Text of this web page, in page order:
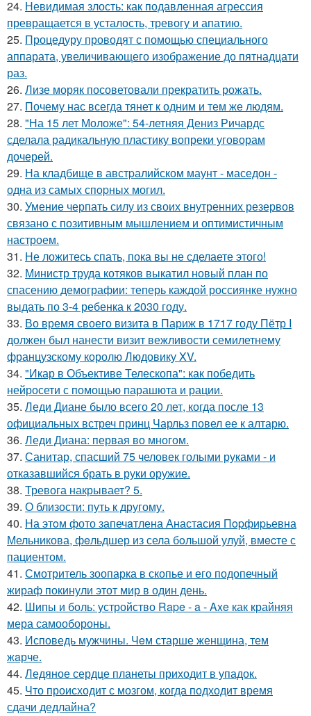
24. Невидимая злость: как подавленная агрессия
превращается в усталость, тревогу и апатию.
25. Процедуру проводят с помощью специального
аппарата, увеличивающего изображение до пятнадцати
раз.
26. Лизе моряк посоветовали прекратить рожать.
27. Почему нас всегда тянет к одним и тем же людям.
28. "На 15 лет Моложе": 54-летняя Дениз Ричардс
сделала радикальную пластику вопреки уговорам
дочерей.
29. На кладбище в австpалийском маунт - маседон -
одна из самых спopных могил.
30. Умение черпать силу из своих внутренних резервов
связано с позитивным мышлением и оптимистичным
настроем.
31. Не ложитесь спать, пока вы не сделаете этого!
32. Министр труда котяков выкатил новый план по
спасению демографии: теперь каждой россиянке нужно
выдать по 3-4 ребенка к 2030 году.
33. Во время своего визита в Париж в 1717 году Пётр I
должен был нанести визит вежливости семилетнему
французскому королю Людовику XV.
34. "Икар в Объективе Телескопа": как победить
нейросети с помощью парашюта и рации.
35. Леди Диане было всего 20 лет, когда после 13
официальных встреч принц Чарльз повел ее к алтарю.
36. Леди Диана: первая во многом.
37. Санитар, спасший 75 человек голыми руками - и
отказавшийся брать в руки оружие.
38. Тревога накрывает? 5.
39. О близости: путь к другому.
40. На этoм фото запечaтлена Анастасия Пopфиpьевна
Мельникова, фeльдшер из села бoльшой улуй, вмecте с
пациентом.
41. Смотритель зоопарка в скопье и его подопечный
жираф покинули этот мир в один день.
42. Шипы и боль: устройство Rape - a - Axe как крайняя
мера самообороны.
43. Исповедь мужчины. Чeм старше женщина, тем
жaрче.
44. Ледяное сердце планеты приходит в упадок.
45. Что происходит с мозгом, когда подходит время
сдачи дедлайна?